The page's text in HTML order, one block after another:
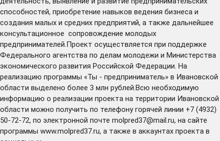
способностей, приобретение навыков ведения бизнеса и
создания малых и средних предприятий, а также дальнейшее
консультационное сопровождение молодых
предпринимателей.Проект осуществляется при поддержке
Федерального агентства по делам молодежи и Министерства
экономического развития Российской Федерации. На
реализацию программы «Ты - предприниматель» в Ивановской
области выделено более 3 млн рублей.Всю необходимую
информацию о реализации проекта на территории Ивановской
области можно получить по телефону горячей линии +7 (4932)
50-72-72, по электронной почте molpred37@mail.ru, на сайте
программы www.molpred37.ru, а также в аккаунтах проекта в